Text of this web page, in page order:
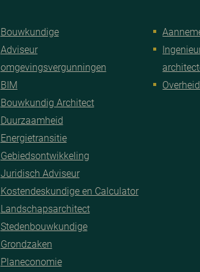
Bouwkundige
Adviseur
omgevingsvergunningen
BIM
Bouwkundig Architect
Duurzaamheid
Energietransitie
Gebiedsontwikkeling
Juridisch Adviseur
Kostendeskundige en Calculator
Landschapsarchitect
Stedenbouwkundige
Grondzaken
Planeconomie